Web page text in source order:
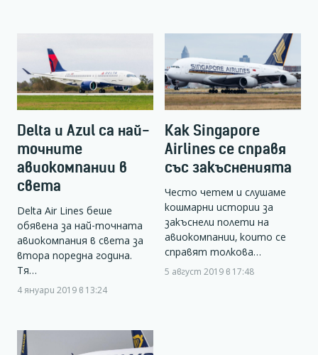
Delta и Azul са най-
точните
авиокомпании в
света
Delta Air Lines беше
обявена за най-точната
авиокомпания в света за
втора поредна година.
Тя…
4 януари 2019 в 13:24
Как Singapore
Airlines се справя
със закъсненията
Често четем и слушаме
кошмарни истории за
закъснели полети на
авиокомпании, които се
справят толкова…
5 август 2019 в 17:48